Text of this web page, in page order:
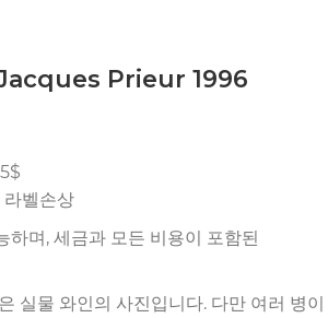
Prieur 1996
라벨손상